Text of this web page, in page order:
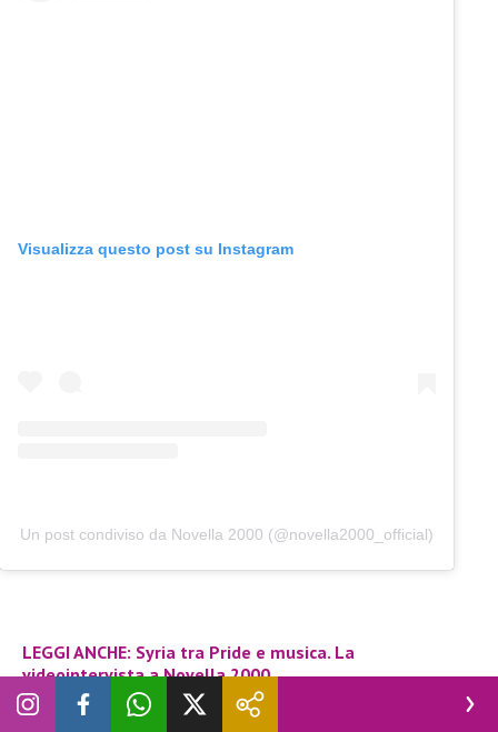
Visualizza questo post su Instagram
Un post condiviso da Novella 2000 (@novella2000_official)
LEGGI ANCHE: Syria tra Pride e musica. La
videointervista a Novella 2000